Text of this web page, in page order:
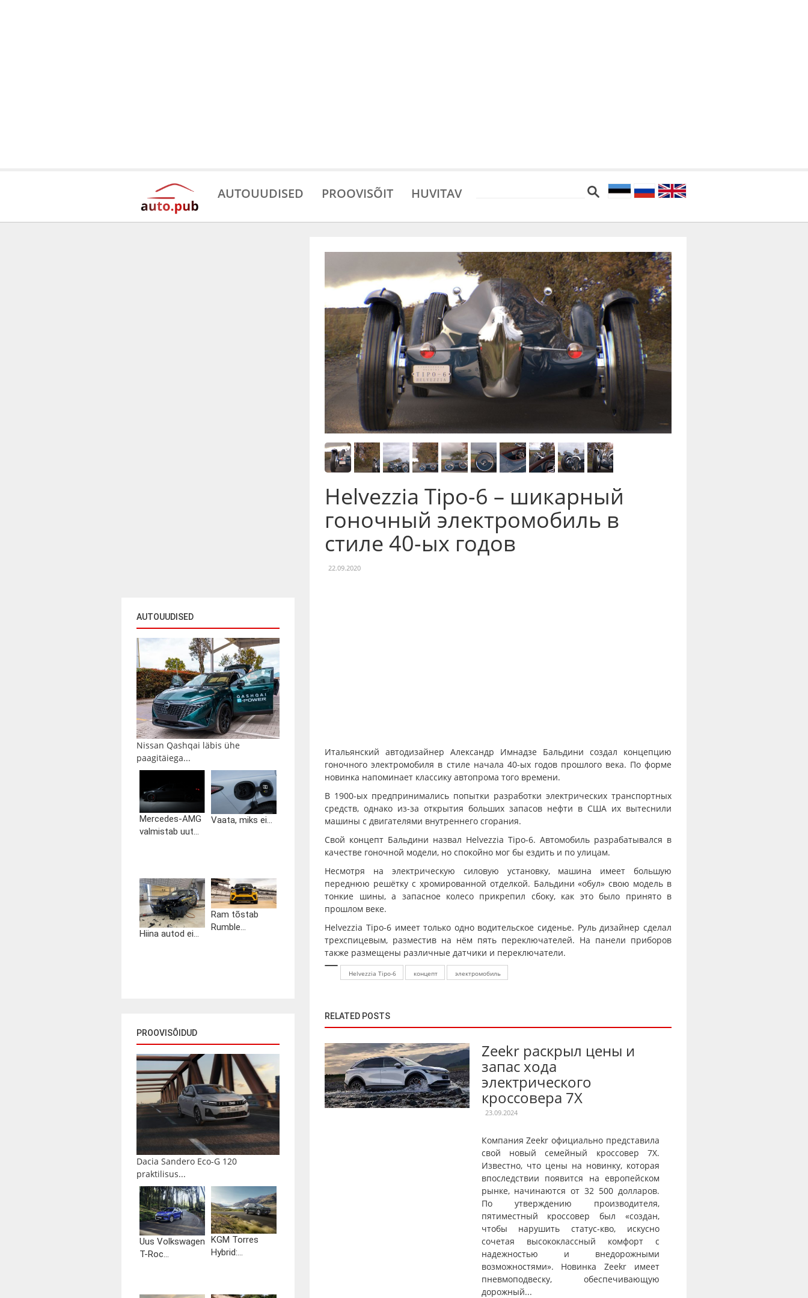
AUTOUUDISED PROOVISÕIT HUVITAV
AUTOUUDISED
Nissan Qashqai läbis ühe
paagitäiega...
Mercedes-AMG
valmistab uut...
Vaata, miks ei...
Hiina autod ei...
Ram tõstab
Rumble...
PROOVISÕIDUD
Dacia Sandero Eco-G 120
praktilisus...
Uus Volkswagen
T-Roc...
KGM Torres
Hybrid:...
Helvezzia Tipo-6 – шикарный
гоночный электромобиль в
стиле 40-ых годов
22.09.2020
Итальянский автодизайнер Александр Имнадзе Бальдини создал концепцию
гоночного электромобиля в стиле начала 40-ых годов прошлого века. По форме
новинка напоминает классику автопрома того времени.
В 1900-ых предпринимались попытки разработки электрических транспортных
средств, однако из-за открытия больших запасов нефти в США их вытеснили
машины с двигателями внутреннего сгорания.
Свой концепт Бальдини назвал Helvezzia Tipo-6. Автомобиль разрабатывался в
качестве гоночной модели, но спокойно мог бы ездить и по улицам.
Несмотря на электрическую силовую установку, машина имеет большую
переднюю решётку с хромированной отделкой. Бальдини «обул» свою модель в
тонкие шины, а запасное колесо прикрепил сбоку, как это было принято в
прошлом веке.
Helvezzia Tipo-6 имеет только одно водительское сиденье. Руль дизайнер сделал
трехспицевым, разместив на нём пять переключателей. На панели приборов
также размещены различные датчики и переключатели.
Helvezzia Tipo-6 концепт электромобиль
RELATED POSTS
Zeekr раскрыл цены и
запас хода
электрического
кроссовера 7X
23.09.2024
Компания Zeekr официально представила
свой новый семейный кроссовер 7X.
Известно, что цены на новинку, которая
впоследствии появится на европейском
рынке, начинаются от 32 500 долларов.
По утверждению производителя,
пятиместный кроссовер был «создан,
чтобы нарушить статус-кво, искусно
сочетая высококлассный комфорт с
надежностью и внедорожными
возможностями». Новинка Zeekr имеет
пневмоподвеску, обеспечивающую
дорожный...